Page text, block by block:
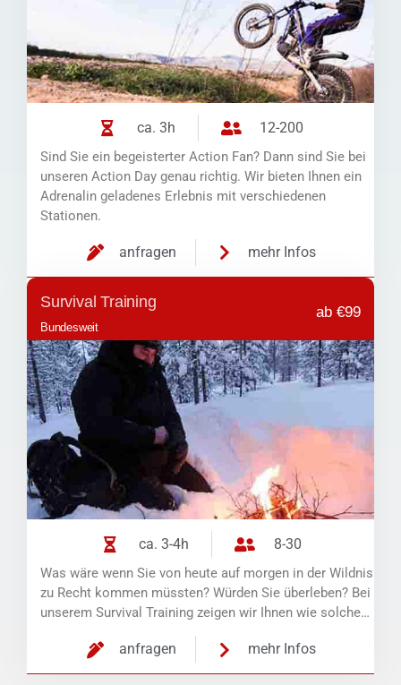
ca. 3h 12-200
Sind Sie ein begeisterter Action Fan? Dann sind Sie bei
unseren Action Day genau richtig. Wir bieten Ihnen ein
Adrenalin geladenes Erlebnis mit verschiedenen
Stationen.
anfragen mehr Infos
Survival Training
Bundesweit
ab €99
ca. 3-4h 8-30
Was wäre wenn Sie von heute auf morgen in der Wildnis
zu Recht kommen müssten? Würden Sie überleben? Bei
unserem Survival Training zeigen wir Ihnen wie solche…
anfragen mehr Infos